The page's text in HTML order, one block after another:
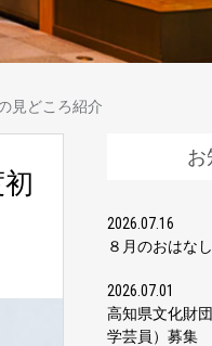
見どころ紹介
お
2026.07.16
８月のおはな
2026.07.01
高知県文化財
学芸員）募集